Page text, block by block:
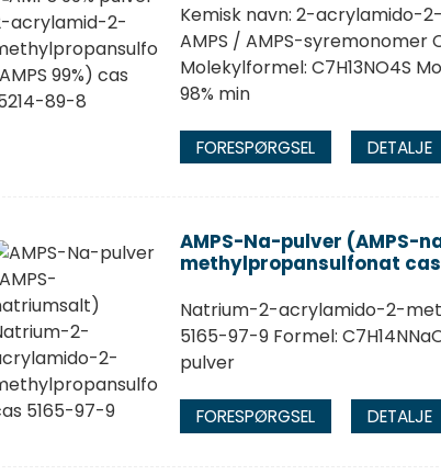
Kemisk navn: 2-acrylamido-
AMPS / AMPS-syremonomer
Molekylformel: C7H13NO4S
98% min
FORESPØRGSEL DETALJE
AMPS-Na-pulver
methylpropansulfonat
Natrium-2-acrylamido-2-
5165-97-9 Formel:
pulver
FORESPØRGSEL DETALJE